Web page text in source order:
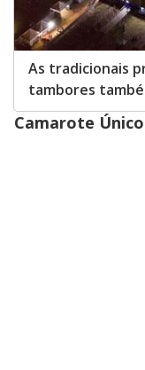
As tradicionais
tambores
Camarote